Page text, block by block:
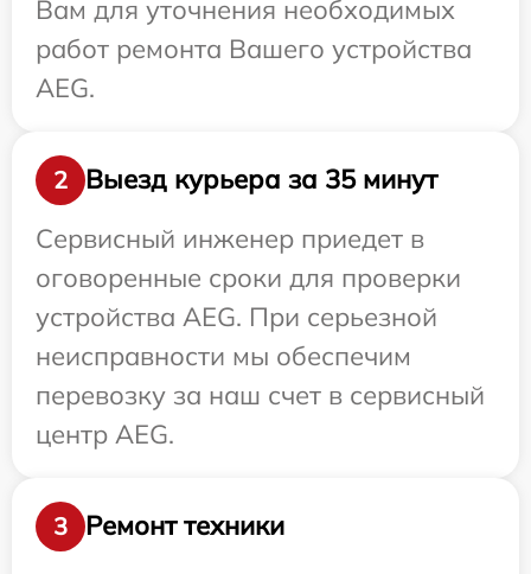
Вам для уточнения необходимых
работ ремонта Вашего устройства
AEG.
2
Выезд курьера за 35 минут
Сервисный инженер приедет в
оговоренные сроки для проверки
устройства AEG. При серьезной
неисправности мы обеспечим
перевозку за наш счет в сервисный
центр AEG.
3
Ремонт техники